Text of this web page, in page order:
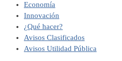
Economía
Innovación
¿Qué hacer?
Avisos Clasificados
Avisos Utilidad Pública